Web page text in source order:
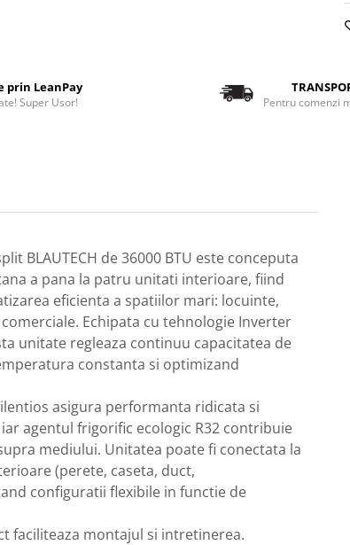
prin LeanPay
Super Usor! Pentru comenzi
BLAUTECH de 36000 BTU este conceputa
a pana la patru unitati interioare, fiind
eficienta a spatiilor mari: locuinte,
Echipata cu tehnologie Inverter
unitate regleaza continuu capacitatea de
constanta si optimizand
asigura performanta ridicata si
agentul frigorific ecologic R32 contribuie
mediului. Unitatea poate fi conectata la
(perete, caseta, duct,
configuratii flexibile in functie de
faciliteaza montajul si intretinerea.